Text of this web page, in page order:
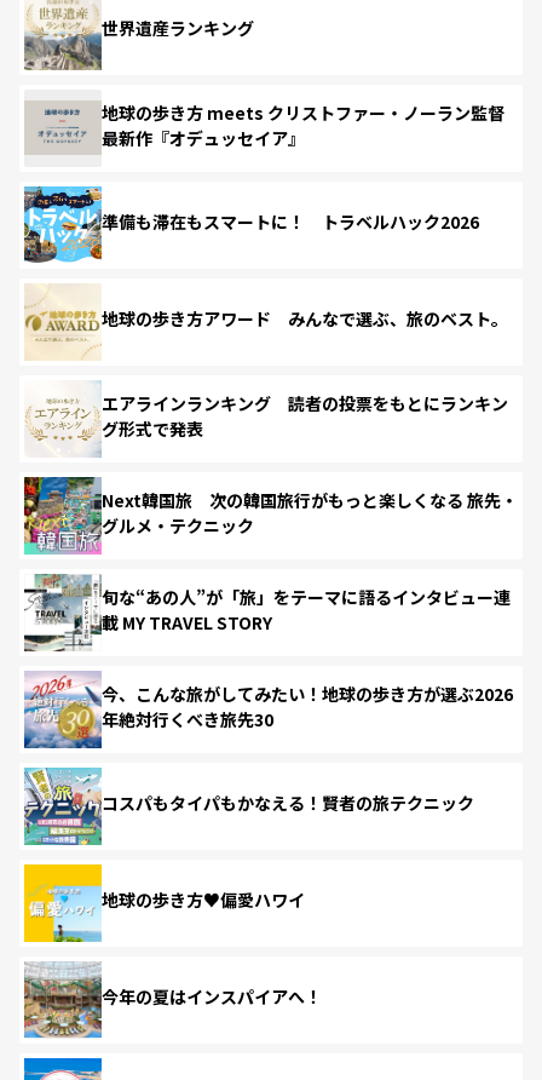
世界遺産ランキング
地球の歩き方 meets クリストファー・ノーラン監督
最新作『オデュッセイア』
準備も滞在もスマートに！ トラベルハック2026
地球の歩き方アワード みんなで選ぶ、旅のベスト。
エアラインランキング 読者の投票をもとにランキン
グ形式で発表
Next韓国旅 次の韓国旅行がもっと楽しくなる 旅先・
グルメ・テクニック
旬な“あの人”が「旅」をテーマに語るインタビュー連
載 MY TRAVEL STORY
今、こんな旅がしてみたい！地球の歩き方が選ぶ2026
年絶対行くべき旅先30
コスパもタイパもかなえる！賢者の旅テクニック
地球の歩き方♥偏愛ハワイ
今年の夏はインスパイアへ！